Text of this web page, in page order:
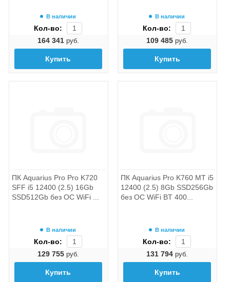
В наличии
Кол-во:
164 341 руб.
Купить
В наличии
Кол-во:
109 485руб.
Купить
ПК Aquarius Pro Pro K720
SFF i5 12400 (2.5) 16Gb
SSD512Gb без ОС WiFi ...
В наличии
Кол-во:
129 755 руб.
Купить
ПК Aquarius Pro K760 MT i5
12400 (2.5) 8Gb SSD256Gb
без ОС WiFi BT 400...
В наличии
Кол-во:
131 794руб.
Купить